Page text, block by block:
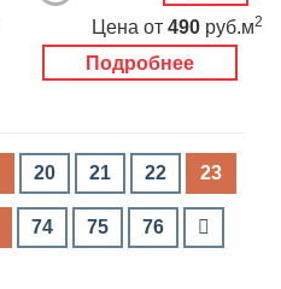
Подробнее
Цена от 490 руб.м2
20 21 22 23
74 75 76